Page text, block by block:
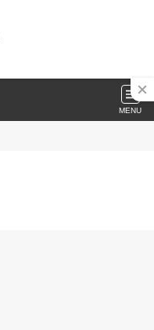
MENU